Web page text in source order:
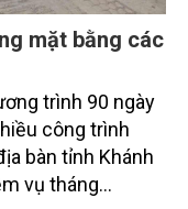
mặt bằng các
trình 90 ngày
công trình
bàn tỉnh Khánh
vụ tháng